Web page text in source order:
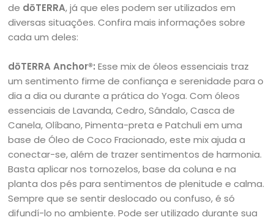
de dōTERRA, já que eles podem ser utilizados em
diversas situações. Confira mais informações sobre
cada um deles:
dōTERRA Anchor®: Esse mix de óleos essenciais traz
um sentimento firme de confiança e serenidade para o
dia a dia ou durante a prática do Yoga. Com óleos
essenciais de Lavanda, Cedro, Sândalo, Casca de
Canela, Olíbano, Pimenta-preta e Patchuli em uma
base de Óleo de Coco Fracionado, este mix ajuda a
conectar-se, além de trazer sentimentos de harmonia.
Basta aplicar nos tornozelos, base da coluna e na
planta dos pés para sentimentos de plenitude e calma.
Sempre que se sentir deslocado ou confuso, é só
difundí-lo no ambiente. Pode ser utilizado durante sua